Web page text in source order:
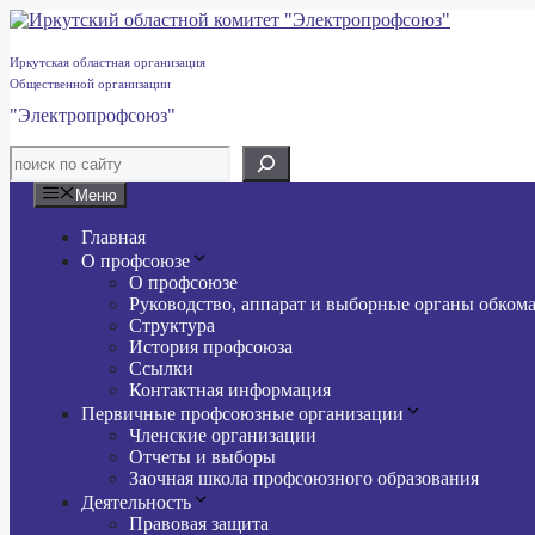
Перейти
содержимому
Иркутская областная организация
Общественной организации
"Электропрофсоюз"
Меню
Главная
О профсоюзе
О профсоюзе
Руководство, аппарат и выборные органы обкома
Структура
История профсоюза
Ссылки
Контактная информация
Первичные профсоюзные организации
Членские организации
Отчеты и выборы
Заочная школа профсоюзного образования
Деятельность
Правовая защита